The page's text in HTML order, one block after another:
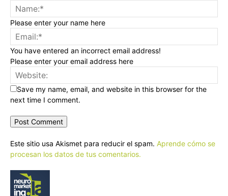
Please enter your name here
You have entered an incorrect email address!
Please enter your email address here
Save my name, email, and website in this browser for the
next time I comment.
Este sitio usa Akismet para reducir el spam. Aprende cómo se
procesan los datos de tus comentarios.